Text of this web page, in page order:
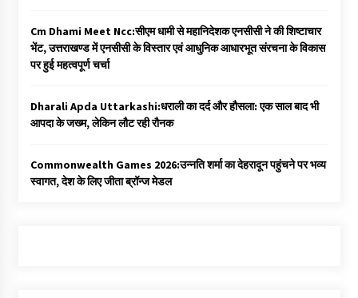
Cm Dhami Meet Ncc:सीएम धामी से महानिदेशक एनसीसी ने की शिष्टाचार
भेंट, उत्तराखण्ड में एनसीसी के विस्तार एवं आधुनिक आधारभूत संरचना के विकास
पर हुई महत्वपूर्ण चर्चा
Dharali Apda Uttarkashi:धराली का दर्द और हौसला: एक साल बाद भी
आपदा के जख्म, लेकिन लौट रही रौनक
Commonwealth Games 2026:उन्नति शर्मा का देहरादून पहुंचने पर भव्य
स्वागत, देश के लिए जीता ब्रॉन्ज मेडल